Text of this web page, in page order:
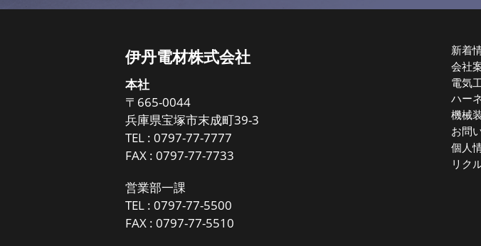
伊丹電材株式会社
本社
〒665-0044
兵庫県宝塚市末成町39-3
TEL :0797-77-7777
FAX : 0797-77-7733
営業部一課
TEL :0797-77-5500
FAX : 0797-77-5510
新着
会社
電気
ハー
機械
お問
個人
リク